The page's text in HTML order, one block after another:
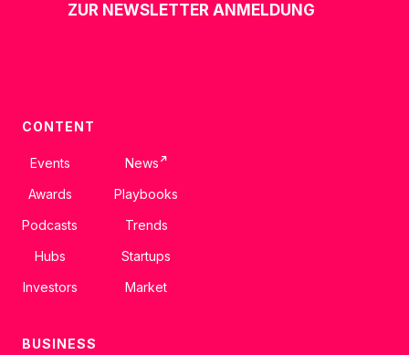
ZUR NEWSLETTER ANMELDUNG
CONTENT
Events
Awards
Podcasts
Hubs
Investors
News ↗
Playbooks
Trends
Startups
Market
BUSINESS